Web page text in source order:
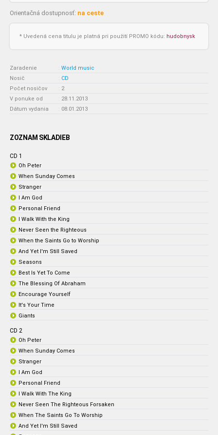
Orientačná dostupnosť: na ceste
* Uvedená cena titulu je platná pri použití PROMO kódu: hudobnysk
Zaradenie : World music
Nosič
: CD
Počet nosičov
: 2
V ponuke od
: 28.11.2013
Dátum vydania
: 08.01.2013
ZOZNAM SKLADIEB
CD 1
Oh Peter
When Sunday Comes
Stranger
I Am God
Personal Friend
I Walk With the King
Never Seen the Righteous
When the Saints Go to Worship
And Yet I'm Still Saved
Seasons
Best Is Yet To Come
The Blessing Of Abraham
Encourage Yourself
It's Your Time
Giants
CD 2
Oh Peter
When Sunday Comes
Stranger
I Am God
Personal Friend
I Walk With The King
Never Seen The Righteous Forsaken
When The Saints Go To Worship
And Yet I'm Still Saved